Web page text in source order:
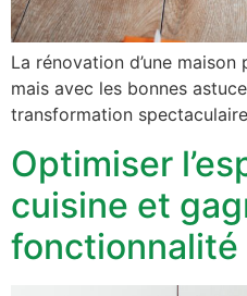
La rénovation d’une
mais avec les bonnes
transformation
Optimiser
cuisine et
fonctionnalité